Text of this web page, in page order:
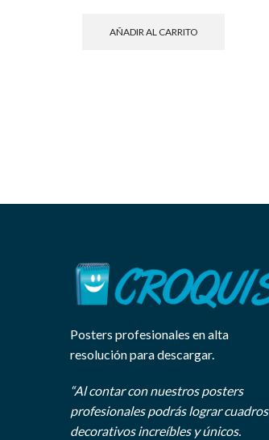
AÑADIR AL CARRITO
Posters profesionales en alta
resolución para descargar.
“Al contar con nuestros posters
profesionales podrás lograr cuadros
decorativos increíbles y únicos.